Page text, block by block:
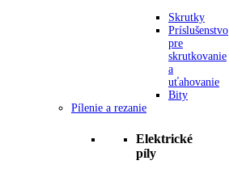
Skrutky
Príslušenstvo
pre
skrutkovanie
a
uťahovanie
Bity
Pílenie a rezanie
Elektrické
píly